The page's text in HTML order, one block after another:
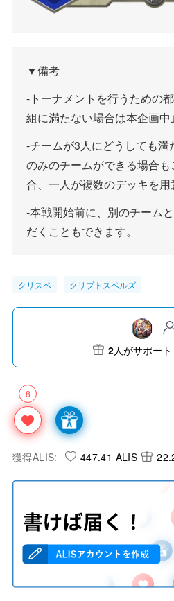
▼備考
-トーナメントを行うための
組に満たない場合は本企画中
-チームが3人にどうしても満
のみのチームができる場合
合、一人が複数のデッキを用
-本戦開始前に、別のチーム
だくこともできます。
クリスペ クリプトスペルズ
8
2人がサポー
獲得ALIS: 447.41 ALIS